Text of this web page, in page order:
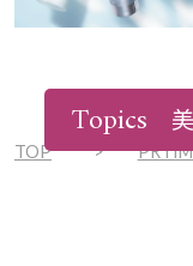
Topics
TOP